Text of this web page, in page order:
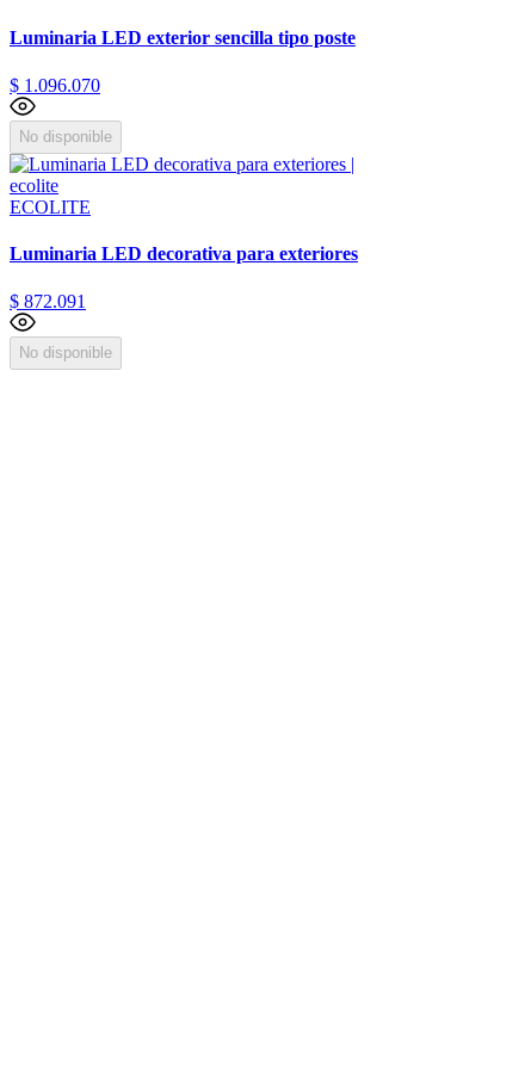
Luminaria LED exterior sencilla tipo poste
$ 1 .096.070
No disponible
ECOLITE
Luminaria LED decorativa para exteriores
$ 872.091
No disponible